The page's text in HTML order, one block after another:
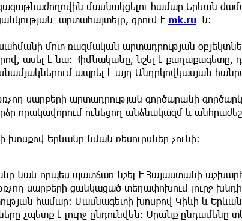
մասնակցելու համար Երևան
արտահայտելը, գրում է mk.ru–ն։
մոտ ռազմական արտադրության
ասել է նա։ Հիմնականը, նշել է քաղաքագետը,
ապրել է այդ Անդրկովկասյան
սարքերի արտադրության գործարանի
որակավորում ունեցող անձնակազմ և
Երևանը նման ռեսուրսներ չունի։
նաև որպես պատճառ նշել է Հայաստանի
սարքերի ցանկացած տեղափոխում լուրջ
համար։ Մասնագետի խոսքով Կիևի և
չպետք է լուրջ ընդունվեն։ Սրանք